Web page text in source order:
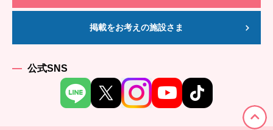
掲載をお考えの施設さま
公式SNS